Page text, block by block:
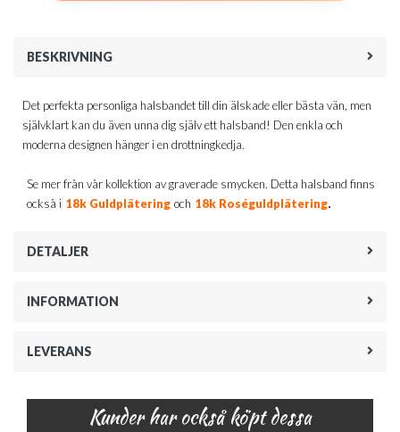
BESKRIVNING
Det perfekta personliga halsbandet till din älskade eller bästa vän, men
självklart kan du även unna dig själv ett halsband! Den enkla och
moderna designen hänger i en drottningkedja.
Se mer från vår kollektion av graverade smycken. Detta halsband finns
också i 18k Guldplätering och 18k Roséguldplätering.
DETALJER
INFORMATION
LEVERANS
Kunder har också köpt dessa